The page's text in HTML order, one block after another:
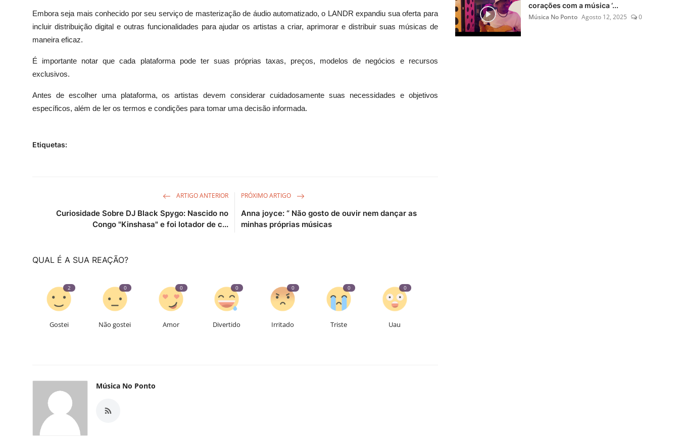
Embora seja mais conhecido por seu serviço de masterização de áudio automatizado, o LANDR expandiu sua oferta para
incluir distribuição digital e outras funcionalidades para ajudar os artistas a criar, aprimorar e distribuir suas músicas de
maneira eficaz.
É importante notar que cada plataforma pode ter suas próprias taxas, preços, modelos de negócios e recursos
exclusivos.
Antes de escolher uma plataforma, os artistas devem considerar cuidadosamente suas necessidades e objetivos
específicos, além de ler os termos e condições para tomar uma decisão informada.
Etiquetas:
ARTIGO ANTERIOR
Curiosidade Sobre DJ Black Spygo: Nascido no
Congo "Kinshasa" e foi lotador de c...
PRÓXIMO ARTIGO
Anna joyce: “ Não gosto de ouvir nem dançar as
minhas próprias músicas
QUAL É A SUA REAÇÃO?
2
Gostei
0
Não gostei
0
Amor
0
Divertido
0
Irritado
0
Triste
0
Uau
Música No Ponto
corações com a música ‘...
Música No Ponto Agosto 12, 2025 0